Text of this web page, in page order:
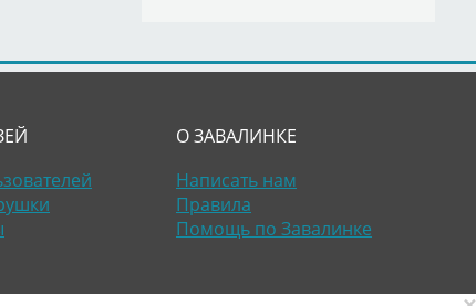
О ЗАВАЛИНКЕ
Написать нам
Правила
Помощь по Завалинке